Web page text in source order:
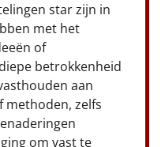
star zijn in
met het
of
betrokkenheid
aan
methoden, zelfs
om vast te